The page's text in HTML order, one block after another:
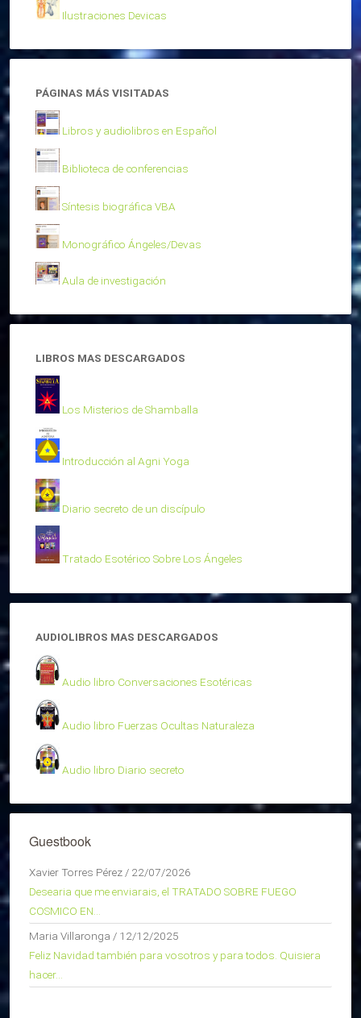
Ilustraciones Devicas
PÁGINAS MÁS VISITADAS
Libros y audiolibros en Español
Biblioteca de conferencias
Síntesis biográfica VBA
Monográfico Ángeles/Devas
Aula de investigación
LIBROS MAS DESCARGADOS
Los Misterios de Shamballa
Introducción al Agni Yoga
Diario secreto de un discípulo
Tratado Esotérico Sobre Los Ángeles
AUDIOLIBROS MAS DESCARGADOS
Audio libro Conversaciones Esotéricas
Audio libro Fuerzas Ocultas Naturaleza
Audio libro Diario secreto
Guestbook
Xavier Torres Pérez/ 22/07/2026
Desearia que me enviarais, el TRATADO SOBRE FUEGO
COSMICO EN...
Maria Villaronga / 12/12/2025
Feliz Navidad también para vosotros y para todos. Quisiera
hacer...